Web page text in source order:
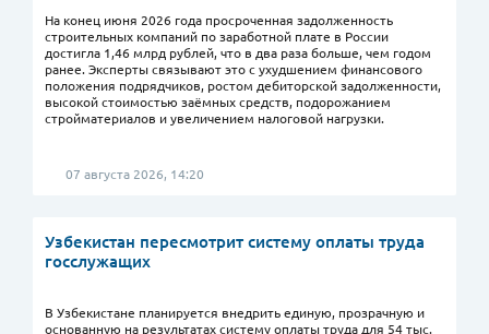
На конец июня 2026 года просроченная задолженность
строительных компаний по заработной плате в России
достигла 1,46 млрд рублей, что в два раза больше, чем годом
ранее. Эксперты связывают это с ухудшением финансового
положения подрядчиков, ростом дебиторской задолженности,
высокой стоимостью заёмных средств, подорожанием
стройматериалов и увеличением налоговой нагрузки.
07 августа 2026, 14:20
Узбекистан пересмотрит систему оплаты труда
госслужащих
В Узбекистане планируется внедрить единую, прозрачную и
основанную на результатах систему оплаты труда для 54 тыс.